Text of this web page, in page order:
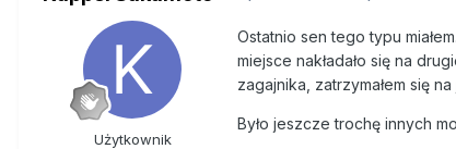
Użytkownik
Ostatnio sen tego typu
miejsce nakładało się na
zagajnika, zatrzymałem się
Było jeszcze trochę innych